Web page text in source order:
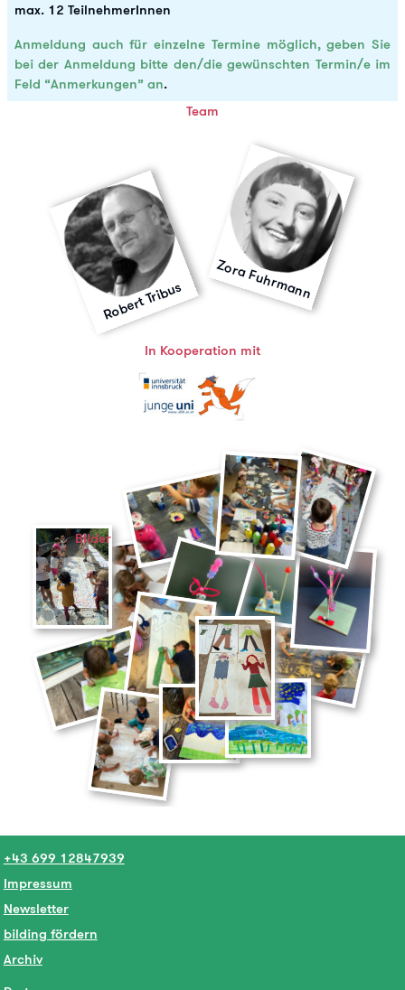
max. 12 TeilnehmerInnen
Anmeldung auch für einzelne Termine möglich, geben Sie
bei der Anmeldung bitte den/die gewünschten Termin/e im
Feld “Anmerkungen” an.
Team
Robert Tribus Zora Fuhrmann
In Kooperation mit
Bilder
+43 699 12847939
Impressum
Newsletter
bilding fördern
Archiv